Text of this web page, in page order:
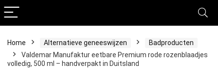
Home Alternatieve geneeswijzen
Badproducten
Valdemar Manufaktur eetbare Premium rode rozenblaadjes
volledig, 500 ml – handverpakt in Duitsland